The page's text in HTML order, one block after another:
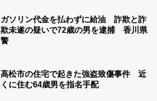
ガソリン代金を払わずに給油 詐欺と詐
欺未遂の疑いで72歳の男を逮捕 香川県
警
高松市の住宅で起きた強盗致傷事件 近
くに住む64歳男を指名手配